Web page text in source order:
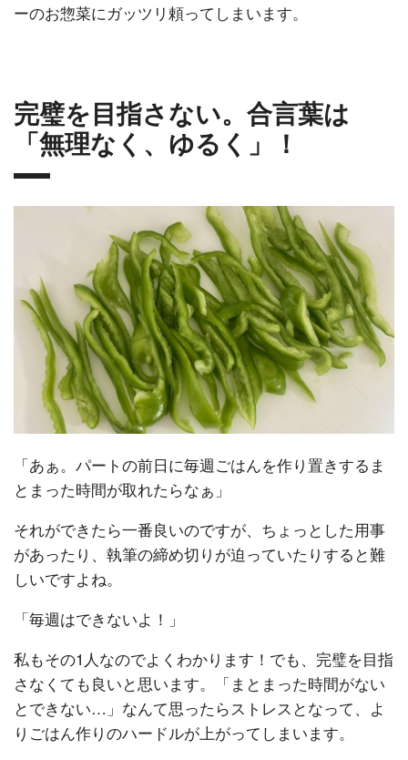
ーのお惣菜にガッツリ頼ってしまいます。
完璧を目指さない。合言葉は
「無理なく、ゆるく」！
「あぁ。パートの前日に毎週ごはんを作り置きするま
とまった時間が取れたらなぁ」
それができたら一番良いのですが、ちょっとした用事
があったり、執筆の締め切りが迫っていたりすると難
しいですよね。
「毎週はできないよ！」
私もその1人なのでよくわかります！でも、完璧を目指
さなくても良いと思います。「まとまった時間がない
とできない…」なんて思ったらストレスとなって、よ
りごはん作りのハードルが上がってしまいます。